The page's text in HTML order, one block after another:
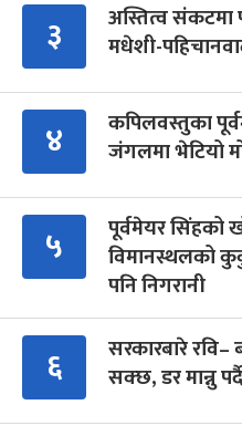
३
अस्तित्व संकटमा
मधेशी-
४
कपिलवस्तुका
जंगलमा भेटियो
५
पूर्वमेयर सिंहको
विमानस्थलको
पनि निगरानी
६
सरकारबारे
सक्छ, डर मान्नु